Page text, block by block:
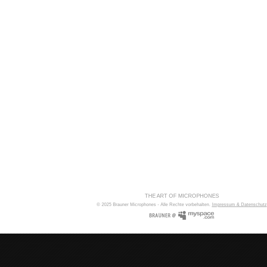
THE ART OF MICROPHONES
© 2025 Brauner Microphones - Alle Rechte vorbehalten. Impressum & Datenschutz